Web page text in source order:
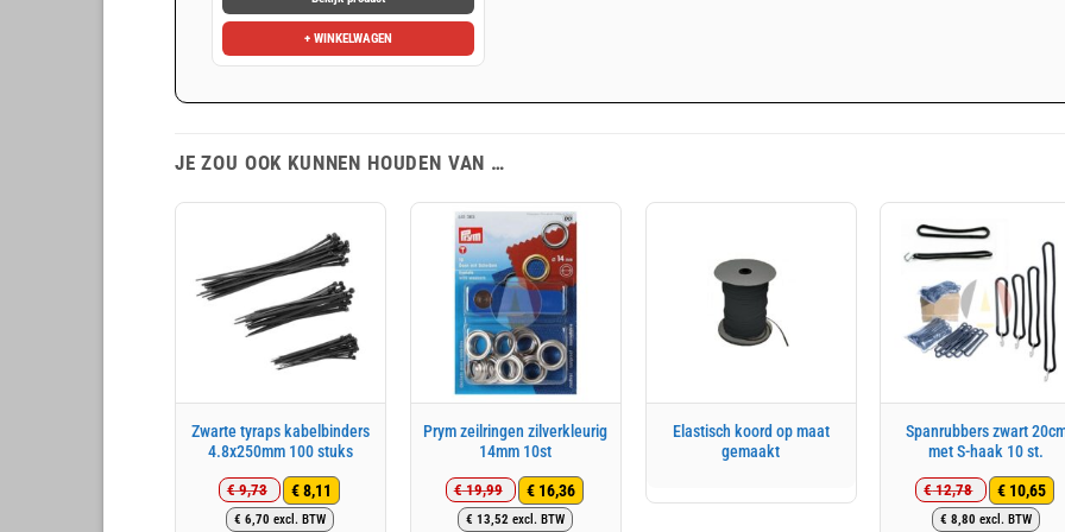
€ 383,33.
€ 311,45.
+ WINKELWAGEN
JE ZOU OOK KUNNEN HOUDEN VAN …
Zwarte tyraps kabelbinders
4.8x250mm 100 stuks
€9,73
Oorspronkelijke
€8,11
Huidige
€ 6,70 excl. BTW
Prym zeilringen zilverkleurig
14mm 10st
€19,99
Oorspronkelijke
€16,36
Huidige
€ 13,52 excl. BTW
Elastisch koord op maat
gemaakt
Spanrubbers zwart
met S-haak 10 st.
€12,78 €10,65
Huidige
€ 8,80 excl. BTW